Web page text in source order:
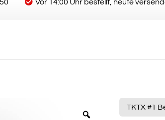
Vor 14:00 Uhr bestellt, heute
TKTX #1